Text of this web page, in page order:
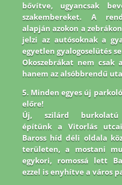
bővítve, ugyancsak
szakembereket. A
alapján azokon a
jelzi az autósoknak a
egyetlen gyalogoselütés
Okoszebrákat nem csak
hanem az alsóbbrendű
5. Minden egyes új
előre!
Új, szilárd burkolatú
építünk a Vitorlás
Baross híd déli oldala
területen, a mostani
egykori, romossá lett
ezzel is enyhítve a város